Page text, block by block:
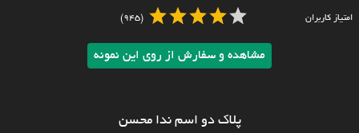
امتیاز کاربران (945)
مشاهده و سفارش از روی این نمونه
پلاک دو اسم ندا محسن